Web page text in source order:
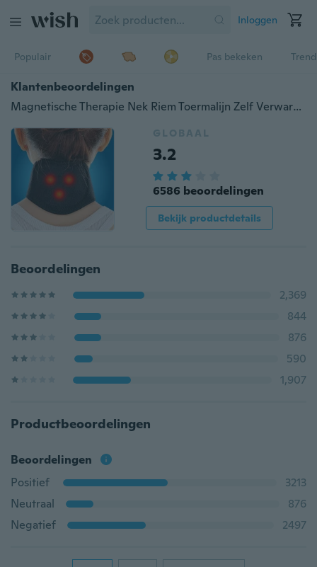
Inloggen
Populair Pas bekeken
Klantenbeoordelingen
Magnetische Therapie Nek Riem Toermalijn Zelf Verwarming Magnetische Therapie Nek Wrap Belt Brace Pijnbestrijding Halswervel Beschermen
GLOBAAL
3.2
6586 beoordelingen
Bekijk productdetails
Beoordelingen
2,369
844
876
590
1,907
Productbeoordelingen
Beoordelingen
Positief
3213
Neutraal
876
Negatief
2497